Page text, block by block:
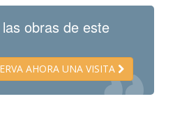
de Vasari
Maria Novella
obras de este
AHORA UNA VISITA